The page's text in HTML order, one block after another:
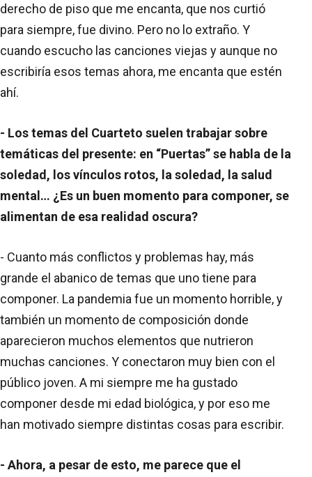
derecho de piso que me encanta, que nos curtió
para siempre, fue divino. Pero no lo extraño. Y
cuando escucho las canciones viejas y aunque no
escribiría esos temas ahora, me encanta que estén
ahí.
- Los temas del Cuarteto suelen trabajar sobre
temáticas del presente: en “Puertas” se habla de la
soledad, los vínculos rotos, la soledad, la salud
mental… ¿Es un buen momento para componer, se
alimentan de esa realidad oscura?
- Cuanto más conflictos y problemas hay, más
grande el abanico de temas que uno tiene para
componer. La pandemia fue un momento horrible, y
también un momento de composición donde
aparecieron muchos elementos que nutrieron
muchas canciones. Y conectaron muy bien con el
público joven. A mi siempre me ha gustado
componer desde mi edad biológica, y por eso me
han motivado siempre distintas cosas para escribir.
- Ahora, a pesar de esto, me parece que el